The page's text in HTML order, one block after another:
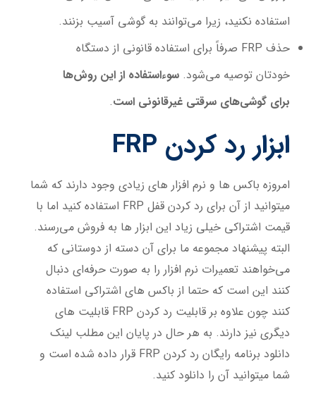
استفاده نکنید، زیرا می‌توانند به گوشی آسیب بزنند.
حذف FRP صرفاً برای استفاده قانونی از دستگاه
خودتان توصیه می‌شود.سوءاستفاده از این روش‌ها
برای گوشی‌های سرقتی غیرقانونی است.
ابزار رد کردن FRP
امروزه باکس ها و نرم افزار های زیادی وجود دارند که شما
میتوانید از آن برای رد کردن قفل FRP استفاده کنید اما با
قیمت اشتراکی خیلی زیاد این ابزار ها به فروش می‌رسند.
البته پیشنهاد مجموعه ما برای آن دسته از دوستانی که
می‌خواهند تعمیرات نرم افزار را به صورت حرفه‌ای دنبال
کنند این است که حتما از باکس های اشتراکی استفاده
کنند چون علاوه بر قابلیت رد کردن FRP قابلیت های
دیگری نیز دارند. به هر حال در پایان این مطلب لینک
دانلود برنامه رایگان رد کردن FRP قرار داده شده است و
شما میتوانید آن را دانلود کنید.